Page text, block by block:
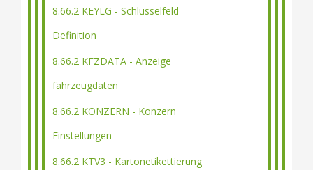
8.66.2 KEYLG - Schlüsselfeld
Definition
8.66.2 KFZDATA - Anzeige
fahrzeugdaten
8.66.2 KONZERN - Konzern
Einstellungen
8.66.2 KTV3 - Kartonetikettierung